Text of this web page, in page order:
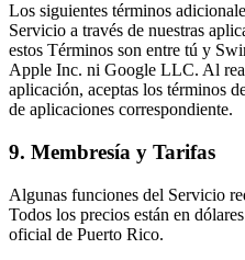
Los siguientes términos
Servicio a través de nuestras
estos Términos son entre tú y
Apple Inc. ni Google LLC. Al
aplicación, aceptas los términos
de aplicaciones correspondiente.
9. Membresía y Tarifas
Algunas funciones del Servicio
Todos los precios están en
oficial de Puerto Rico.